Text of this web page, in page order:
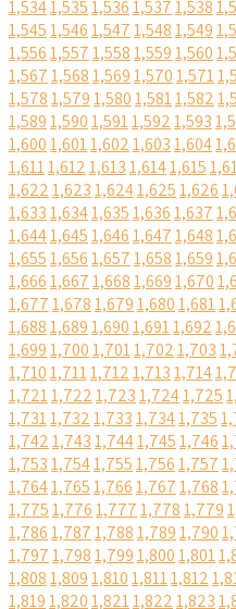
1,5341,5351,5361,5371,538
1,5451,5461,5471,5481,549
1,5561,5571,5581,5591,560
1,5671,5681,5691,5701,571
1,5781,5791,5801,5811,582
1,5891,5901,5911,5921,593
1,6001,6011,6021,6031,604
1,6111,6121,6131,6141,615
1,6221,6231,6241,6251,626
1,6331,6341,6351,6361,637
1,6441,6451,6461,6471,648
1,6551,6561,6571,6581,659
1,6661,6671,6681,6691,670
1,6771,6781,6791,6801,681
1,6881,6891,6901,6911,692
1,6991,7001,7011,7021,703
1,7101,7111,7121,7131,714
1,7211,7221,7231,7241,725
1,7311,7321,7331,7341,735
1,7421,7431,7441,7451,746
1,7531,7541,7551,7561,757
1,7641,7651,7661,7671,768
1,7751,7761,7771,7781,779
1,7861,7871,7881,7891,790
1,7971,7981,7991,8001,801
1,8081,8091,8101,8111,812
1,8191,8201,8211,8221,823